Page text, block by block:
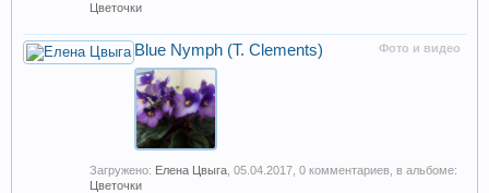
Цветочки
Фото и видео
Blue Nymph (T. Clements)
Загружено: Елена Цвыга 05.04.2017 , 0 комментариев, в альбоме:
Цветочки